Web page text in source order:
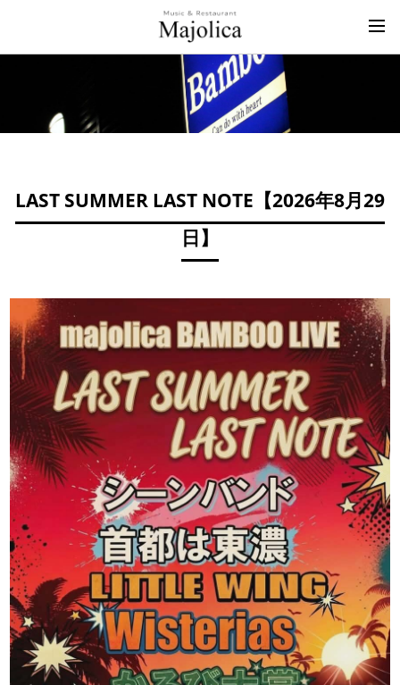
LAST SUMMER LAST NOTE【2026年8月29
日】